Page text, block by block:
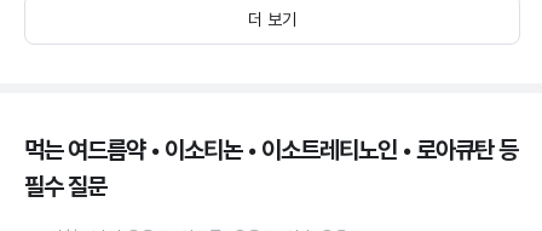
더 보기
먹는 여드름약 • 이소티논 • 이소트레티노인 • 로아큐탄 등
필수 질문